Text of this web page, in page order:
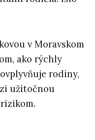
v Moravskom
ako rýchly
rodiny,
užitočnou